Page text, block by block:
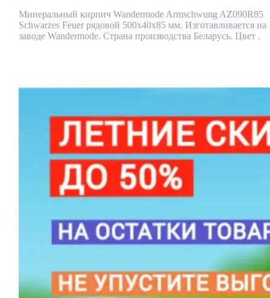
Schwarzes
Feuer
рядовой
Минеральный кирпич Wandermode Armschwung AZ090R85
Schwarzes Feuer рядовой 500x40x85 мм. Изготавливается на
заводе Wandermode. Страна производства Беларусь. Цвет .